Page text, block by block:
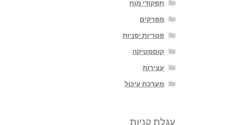
תפקודי מוח
מפרקים
פטריות יפניות
קוסמטיקה
עצירות
מערכת עיכול
עגלת קניות